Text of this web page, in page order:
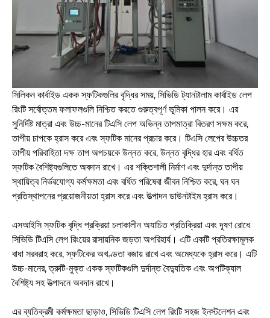
সিলিকন কার্বাইড একক স্ফটিকগুলির বৃদ্ধির সময়, সিভিডি ট্যানটালাম কার্বাইড লেপ
রিংটি সর্বোত্তম ফলাফলগুলি নিশ্চিত করতে গুরুত্বপূর্ণ ভূমিকা পালন করে। এর
সুনির্দিষ্ট মাত্রা এবং উচ্চ-মানের টিএসি লেপ অভিন্ন তাপমাত্রা বিতরণ সক্ষম করে,
তাপীয় চাপকে হ্রাস করে এবং স্ফটিক মানের প্রচার করে। টিএসি লেপের উচ্চতর
তাপীয় পরিবাহিতা দক্ষ তাপ অপচয়কে উন্নত করে, উন্নত বৃদ্ধির হার এবং বর্ধিত
স্ফটিক বৈশিষ্ট্যগুলিতে অবদান রাখে। এর শক্তিশালী নির্মাণ এবং দুর্দান্ত তাপীয়
স্থায়িত্ব নির্ভরযোগ্য কর্মক্ষমতা এবং বর্ধিত পরিষেবা জীবন নিশ্চিত করে, ঘন ঘন
প্রতিস্থাপনের প্রয়োজনীয়তা হ্রাস করে এবং উত্পাদন ডাউনটাইম হ্রাস করে।
এসআইসি স্ফটিক বৃদ্ধি প্রক্রিয়া চলাকালীন অযাচিত প্রতিক্রিয়া এবং দূষণ রোধে
সিভিডি টিএসি লেপ রিংয়ের রাসায়নিক জড়তা অপরিহার্য। এটি একটি প্রতিরক্ষামূলক
বাধা সরবরাহ করে, স্ফটিকের অখণ্ডতা বজায় রাখে এবং অমেধ্যকে হ্রাস করে। এটি
উচ্চ-মানের, ত্রুটি-মুক্ত একক স্ফটিকগুলি দুর্দান্ত বৈদ্যুতিক এবং অপটিক্যাল
বৈশিষ্ট্য সহ উত্পাদনে অবদান রাখে।
এর ব্যতিক্রমী কর্মক্ষমতা ছাড়াও, সিভিডি টিএসি লেপ রিংটি সহজ ইনস্টলেশন এবং